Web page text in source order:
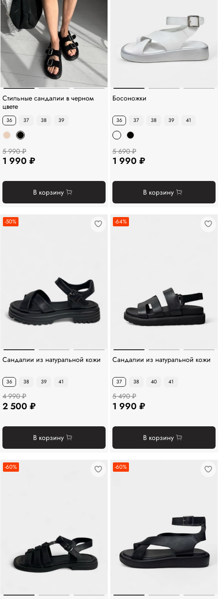
Стильные сандалии в черном
цвете
36 37 38 39
5 990 ₽
1 990 ₽
В корзину
Босоножки
36 37 38 39 41
5 690 ₽
1 990 ₽
В корзину
-50%
Сандалии из натуральной кожи
36 38 39 41
4 990 ₽
2 500 ₽
В корзину
-64%
Сандалии из натуральной кожи
37 38 40 41
5 490 ₽
1 990 ₽
В корзину
-60% -60%